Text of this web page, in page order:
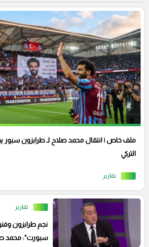
تقارير
ملف خاص | انتقال محمد صلاح لـ طرابزون سبور
التركي
تقارير
نجم طرابزون
سبورت": محمد